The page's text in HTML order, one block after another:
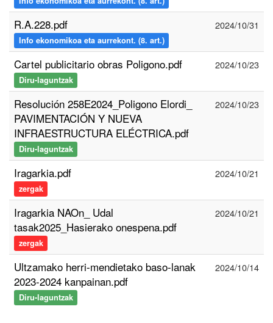
R.A.228.pdf
Info ekonomikoa eta aurrekont. (8. art.)
2024/10/31
Cartel publicitario obras Poligono.pdf
Diru-laguntzak
2024/10/23
Resolución 258E2024_Poligono Elordi_
PAVIMENTACIÓN Y NUEVA
INFRAESTRUCTURA ELÉCTRICA.pdf
Diru-laguntzak
2024/10/23
Iragarkia.pdf
zergak
2024/10/21
Iragarkia NAOn_ Udal
tasak2025_Hasierako onespena.pdf
zergak
2024/10/21
Ultzamako herri-mendietako baso-lanak
2023-2024 kanpainan.pdf
Diru-laguntzak
2024/10/14